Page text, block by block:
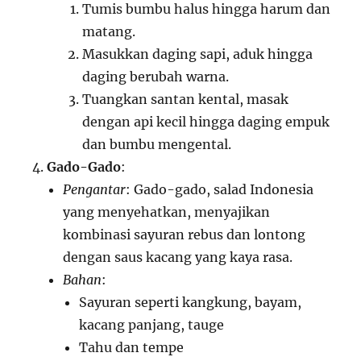
Tumis bumbu halus hingga harum dan
matang.
Masukkan daging sapi, aduk hingga
daging berubah warna.
Tuangkan santan kental, masak
dengan api kecil hingga daging empuk
dan bumbu mengental.
Gado-Gado:
Pengantar: Gado-gado, salad Indonesia
yang menyehatkan, menyajikan
kombinasi sayuran rebus dan lontong
dengan saus kacang yang kaya rasa.
Bahan:
Sayuran seperti kangkung, bayam,
kacang panjang, tauge
Tahu dan tempe